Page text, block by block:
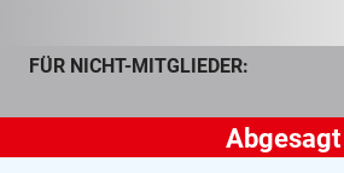
FÜR NICHT-MITGLIEDER: